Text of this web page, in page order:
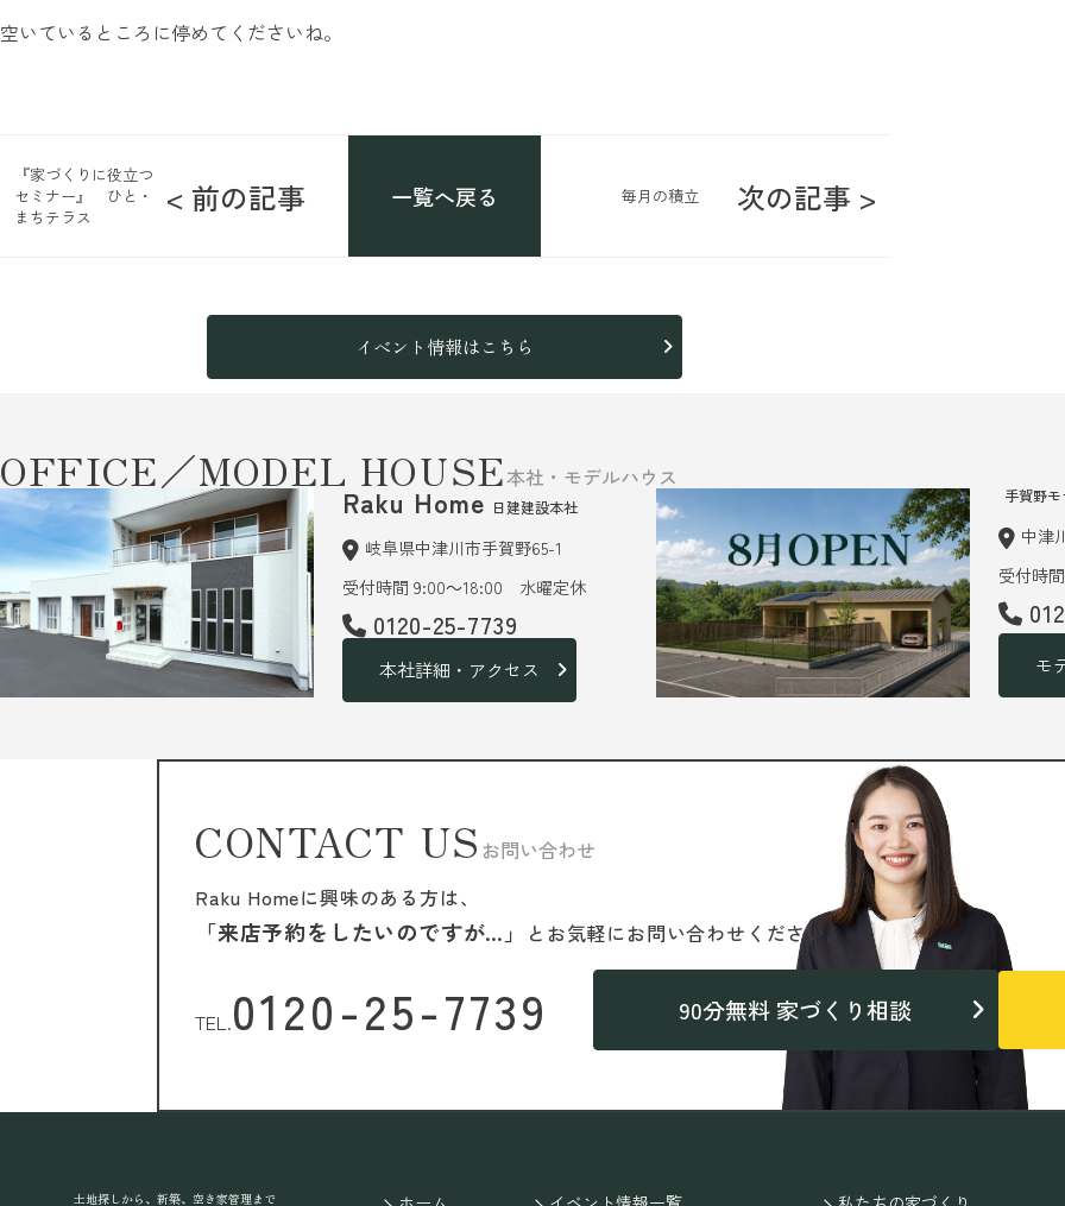
空いているところに停めてくださいね。
< 前の記事
『家づくりに役立つ
セミナー』 ひと・
まちテラス
一覧へ戻る 毎月の積立 次の記事 >
イベント情報はこちら
OFFICE／MODEL HOUSE本社・モデルハウス
Raku Home 日建建設本社
岐阜県中津川市手賀野65-1
受付時間 9:00～18:00 水曜定休
0120-25-7739
本社詳細・アクセス
手賀野
中津
受付時
モ
CONTACT US お問い合わせ
Raku Homeに興味のある方は、
「来店予約をしたいのですが…」 と お気軽にお問い合わせください。
TEL.0120-25-7739 90分無料 家づくり相談
土地探しから、新築、空き家管理まで